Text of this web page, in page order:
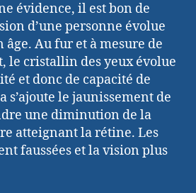
évidence, il est bon de
d’une personne évolue
âge. Au fur et à mesure de
le cristallin des yeux évolue
et donc de capacité de
s’ajoute le jaunissement de
une diminution de la
atteignant la rétine. Les
faussées et la vision plus